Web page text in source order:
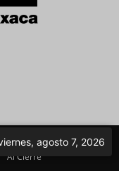
Política
Imagen
Al Cierre
agosto 7, 2026